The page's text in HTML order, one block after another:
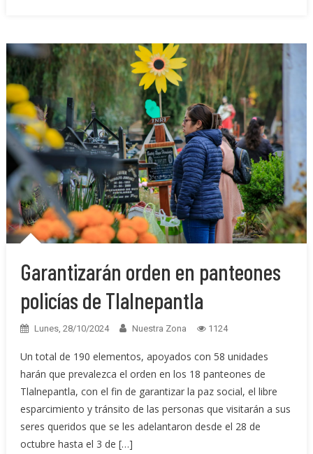
Garantizarán orden en panteones
policías de Tlalnepantla
Lunes, 28/10/2024 Nuestra Zona 1124
Un total de 190 elementos, apoyados con 58 unidades
harán que prevalezca el orden en los 18 panteones de
Tlalnepantla, con el fin de garantizar la paz social, el libre
esparcimiento y tránsito de las personas que visitarán a sus
seres queridos que se les adelantaron desde el 28 de
octubre hasta el 3 de […]